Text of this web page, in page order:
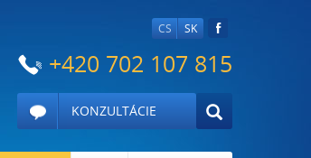
CS SK
+420 702 107 815
KONZULTÁCIE